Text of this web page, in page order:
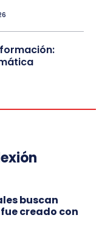
buscan
creado con